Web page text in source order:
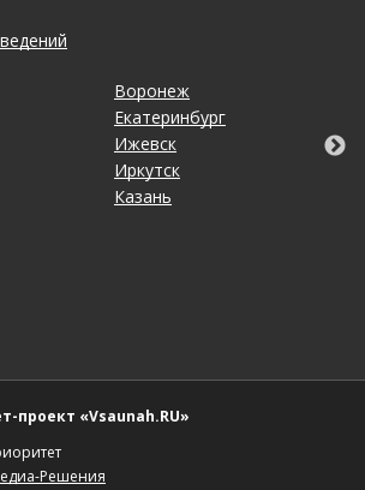
Воронеж
Екатеринбург
Ижевск
Иркутск
Казань
Липецк
Махачкала
Москва
Набережные Челны
Нижний Новгород
Ростов-на-Дону
Рязань
Самара
Санкт-Петербург
Саратов
Ульяновск
Уфа
Хабаровск
Чебоксары
Челябинск
проект «Vsaunah.RU»
Решения